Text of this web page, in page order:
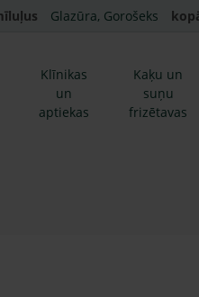
Glazūra, Gorošeks
Klīnikas
un
aptiekas
Kaķu un
suņu
frizētavas